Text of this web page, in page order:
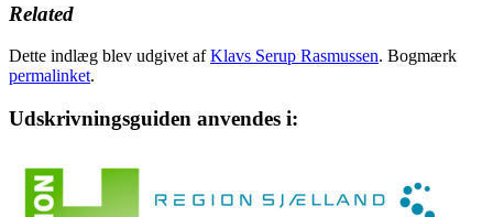
Related
Dette indlæg blev udgivet afKlavs Serup Rasmussen. Bogmærk
permalinket.
Udskrivningsguiden anvendes i: